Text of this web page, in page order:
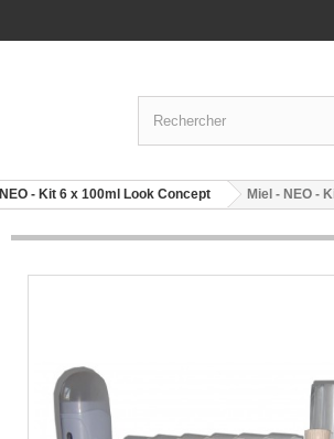
NEO - Kit 6 x 100ml Look Concept Miel - NEO -